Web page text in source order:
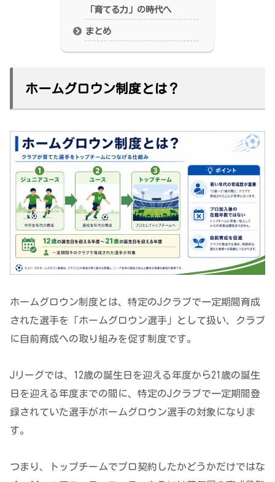
「育てる力」の時代へ
まとめ
ホームグロウン制度とは？
ホームグロウン制度とは、特定のJクラブで一定期間育成
された選手を「ホームグロウン選手」として扱い、クラブ
に自前育成への取り組みを促す制度です。
Jリーグでは、12歳の誕生日を迎える年度から21歳の誕生
日を迎える年度までの間に、特定のJクラブで一定期間登
録されていた選手がホームグロウン選手の対象になりま
す。
つまり、トップチームでプロ契約したかどうかだけではな